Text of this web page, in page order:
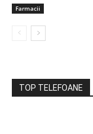
Farmacii
TOP TELEFOANE